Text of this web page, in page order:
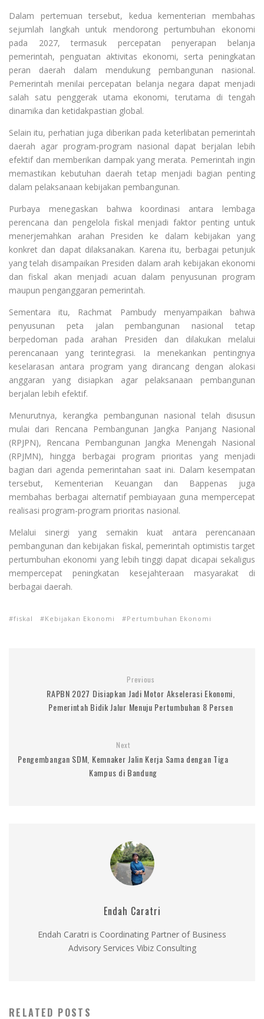
Dalam pertemuan tersebut, kedua kementerian membahas
sejumlah langkah untuk mendorong pertumbuhan ekonomi
pada 2027, termasuk percepatan penyerapan belanja
pemerintah, penguatan aktivitas ekonomi, serta peningkatan
peran daerah dalam mendukung pembangunan nasional.
Pemerintah menilai percepatan belanja negara dapat menjadi
salah satu penggerak utama ekonomi, terutama di tengah
dinamika dan ketidakpastian global.
Selain itu, perhatian juga diberikan pada keterlibatan pemerintah
daerah agar program-program nasional dapat berjalan lebih
efektif dan memberikan dampak yang merata. Pemerintah ingin
memastikan kebutuhan daerah tetap menjadi bagian penting
dalam pelaksanaan kebijakan pembangunan.
Purbaya menegaskan bahwa koordinasi antara lembaga
perencana dan pengelola fiskal menjadi faktor penting untuk
menerjemahkan arahan Presiden ke dalam kebijakan yang
konkret dan dapat dilaksanakan. Karena itu, berbagai petunjuk
yang telah disampaikan Presiden dalam arah kebijakan ekonomi
dan fiskal akan menjadi acuan dalam penyusunan program
maupun penganggaran pemerintah.
Sementara itu, Rachmat Pambudy menyampaikan bahwa
penyusunan peta jalan pembangunan nasional tetap
berpedoman pada arahan Presiden dan dilakukan melalui
perencanaan yang terintegrasi. Ia menekankan pentingnya
keselarasan antara program yang dirancang dengan alokasi
anggaran yang disiapkan agar pelaksanaan pembangunan
berjalan lebih efektif.
Menurutnya, kerangka pembangunan nasional telah disusun
mulai dari Rencana Pembangunan Jangka Panjang Nasional
(RPJPN), Rencana Pembangunan Jangka Menengah Nasional
(RPJMN), hingga berbagai program prioritas yang menjadi
bagian dari agenda pemerintahan saat ini. Dalam kesempatan
tersebut, Kementerian Keuangan dan Bappenas juga
membahas berbagai alternatif pembiayaan guna mempercepat
realisasi program-program prioritas nasional.
Melalui sinergi yang semakin kuat antara perencanaan
pembangunan dan kebijakan fiskal, pemerintah optimistis target
pertumbuhan ekonomi yang lebih tinggi dapat dicapai sekaligus
mempercepat peningkatan kesejahteraan masyarakat di
berbagai daerah.
fiskal Kebijakan Ekonomi Pertumbuhan Ekonomi
Previous
RAPBN 2027 Disiapkan Jadi Motor Akselerasi Ekonomi,
Pemerintah Bidik Jalur Menuju Pertumbuhan 8 Persen
Next
Pengembangan SDM, Kemnaker Jalin Kerja Sama dengan Tiga
Kampus di Bandung
Endah Caratri
Endah Caratri is Coordinating Partner of Business
Advisory Services Vibiz Consulting
RELATED POSTS